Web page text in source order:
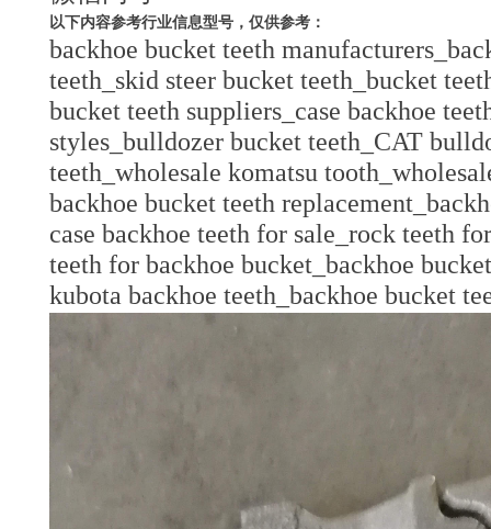
以下内容参考行业信息型号，仅供参考：
backhoe bucket teeth
teeth_skid steer bucket teeth_bucket
bucket teeth suppliers_case backhoe
styles_bulldozer bucket teeth_CAT
teeth_wholesale komatsu
backhoe bucket teeth
case backhoe teeth for sale_rock teeth
teeth for backhoe bucket_backhoe
kubota backhoe teeth_backhoe bucket